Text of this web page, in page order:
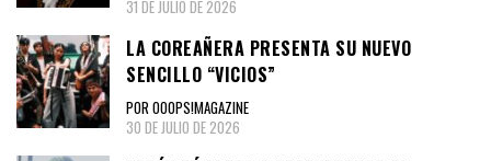
31 DE JULIO DE 2026
LA COREAÑERA PRESENTA SU NUEVO
SENCILLO “VICIOS”
POR OOOPS!MAGAZINE
30 DE JULIO DE 2026